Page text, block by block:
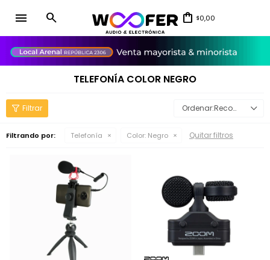
menu $0,00
TELEFONÍA COLOR NEGRO
Recomendados
Filtrando por: Telefonía Color: Negro Quitar filtros
close